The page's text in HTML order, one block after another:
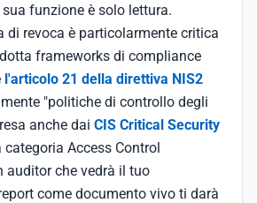
funzione è solo lettura.
di revoca è particolarmente critica
frameworks di compliance
l'articolo 21 della direttiva NIS2
"politiche di controllo degli
anche dai CIS Critical Security
categoria Access Control
auditor che vedrà il tuo
come documento vivo ti darà